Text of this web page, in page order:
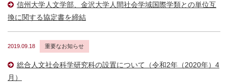
信州大学人文学部、金沢大学人間社会学域国際学類との単位互
換に関する協定書を締結
2019.09.18 重要なお知らせ
総合人文社会科学研究科の設置について（令和2年（2020年）4
月）